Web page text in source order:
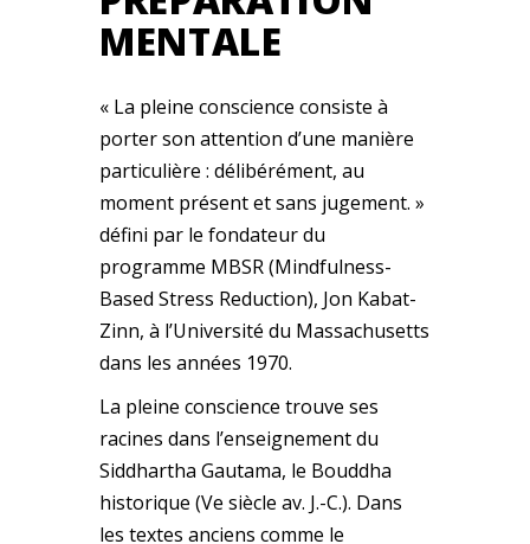
MENTALE
« La pleine conscience consiste à
porter son attention d’une manière
particulière : délibérément, au
moment présent et sans jugement. »
défini par le fondateur du
programme MBSR (Mindfulness-
Based Stress Reduction), Jon Kabat-
Zinn, à l’Université du Massachusetts
dans les années 1970.
La pleine conscience trouve ses
racines dans l’enseignement du
Siddhartha Gautama, le Bouddha
historique (Ve siècle av. J.-C.). Dans
les textes anciens comme le